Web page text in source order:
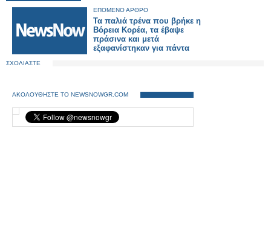
ΕΠΟΜΕΝΟ ΑΡΘΡΟ
Τα παλιά τρένα που βρήκε η
Βόρεια Κορέα, τα έβαψε
πράσινα και μετά
εξαφανίστηκαν για πάντα
ΣΧΟΛΙΑΣΤΕ
ΑΚΟΛΟΥΘΗΣΤΕ ΤΟ NEWSNOWGR.COM